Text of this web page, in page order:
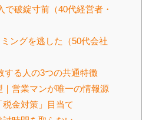
で破綻寸前（40代経営者・
ングを逃した（50代会社
する人の3つの共通特徴
営業マンが唯一の情報源
金対策」目当て